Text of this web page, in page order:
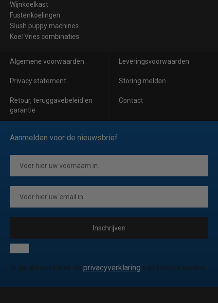
Wijnkoelkast
Fustenkoelingen
Slush puppy machines
Koel Vries combinaties
Algemene voorwaarden Leveringsvoorwaarden
Privacy statement Storing melden
Retour, teruggavebeleid en
garantie
Contact
Aanmelden voor de nieuwsbrief
Inschrijven
Ik ga akkoord met de privacyverklaring van Horeca koelen